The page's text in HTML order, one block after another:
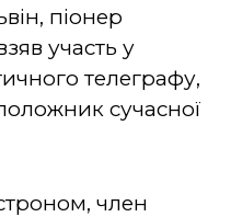
піонер
участь у
телеграфу,
сучасної
член